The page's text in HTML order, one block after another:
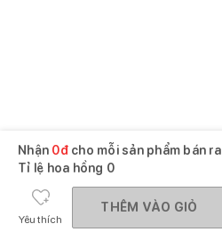
Nhận 0đcho mỗi sản phẩm bán ra
Tỉ lệ hoa hồng 0
Yêu thích
THÊM VÀO GIỎ